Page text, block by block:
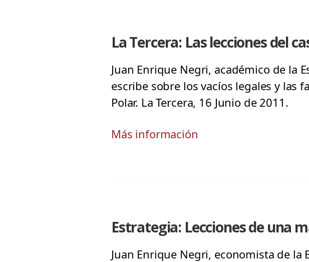
La Tercera: Las lecciones del
Juan Enrique Negri, académico de la
escribe sobre los vacíos legales y las
Polar. La Tercera, 16 Junio de 2011.
Más información
Estrategia: Lecciones de una
Juan Enrique Negri, economista de la